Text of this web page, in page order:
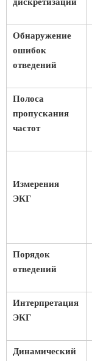
Обнаружение
ошибок
отведений
Полоса
пропускания
частот
Измерения
ЭКГ
Порядок
отведений
Интерпретация
ЭКГ
Динамический